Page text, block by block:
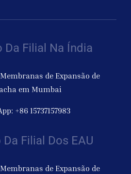
Da Filial Na Índia
de Expansão de
em Mumbai
+86 15737157983
Filial Dos EAU
de Expansão de